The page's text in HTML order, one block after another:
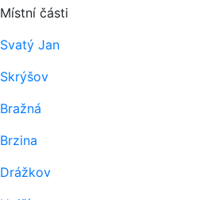
Místní části
Svatý Jan
Skrýšov
Bražná
Brzina
Drážkov